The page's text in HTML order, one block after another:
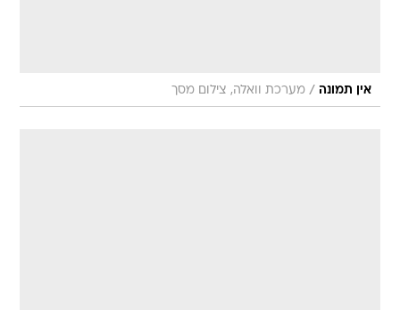
אין תמונה / מערכת וואלה, צילום מסך